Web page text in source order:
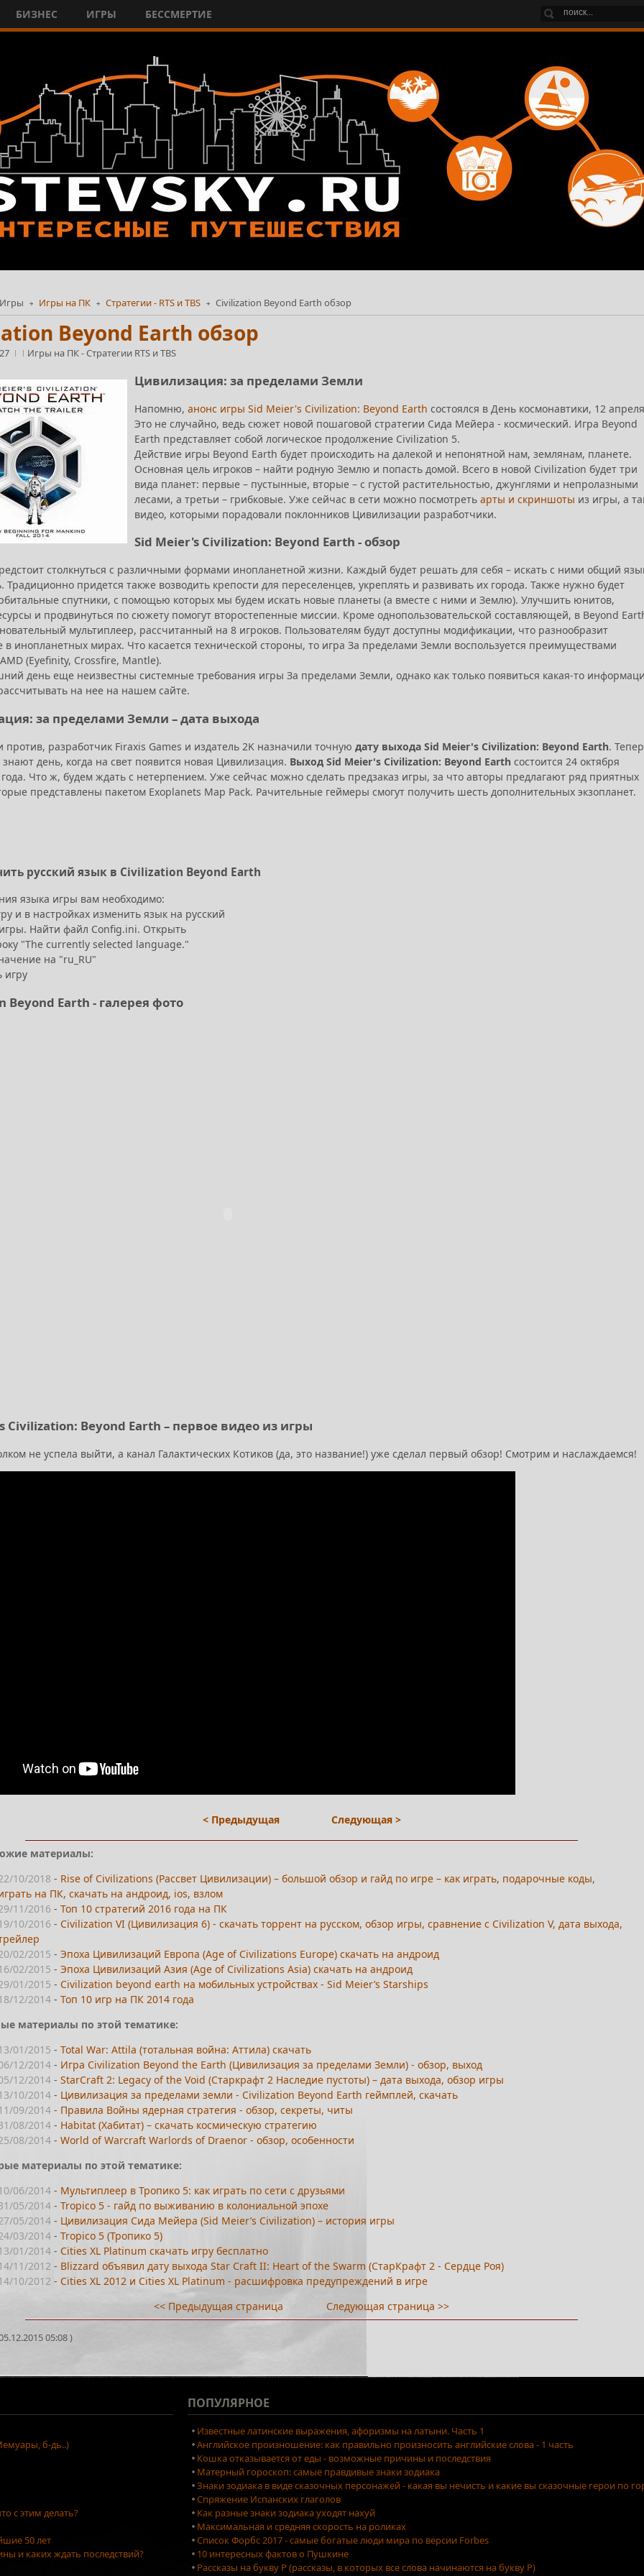
БИЗНЕС ИГРЫ БЕССМЕРТИЕ
Игры на ПК Стратегии - RTS и TBS Civilization Beyond Earth обзор
Beyond Earth обзор
Игры на ПК-Стратегии RTS и TBS
Цивилизация: за пределами Земли
Напомню, анонс игры Sid Meier's Civilization: Beyond Earth состоялся в День космонавтики, 12
Это не случайно, ведь сюжет новой пошаговой стратегии Сида Мейера - космический. Игра Beyond
Earth представляет собой логическое продолжение Civilization 5.
Действие игры Beyond Earth будет происходить на далекой и непонятной нам, землянам, планете.
Основная цель игроков – найти родную Землю и попасть домой. Всего в новой Civilization будет три
вида планет: первые – пустынные, вторые – с густой растительностью, джунглями и непролазными
лесами, а третьи – грибковые. Уже сейчас в сети можно посмотреть арты и скриншоты из игры, а
видео, которыми порадовали поклонников Цивилизации разработчики.
Sid Meier's Civilization: Beyond Earth - обзор
столкнуться с различными формами инопланетной жизни. Каждый будет решать для себя – искать с ними общий
Традиционно придется также возводить крепости для переселенцев, укреплять и развивать их города. Также нужно будет
спутники, с помощью которых мы будем искать новые планеты (а вместе с ними и Землю). Улучшить юнитов,
и продвинуться по сюжету помогут второстепенные миссии. Кроме однопользовательской составляющей, в Beyond
мультиплеер, рассчитанный на 8 игроков. Пользователям будут доступны модификации, что разнообразит
инопланетных мирах. Что касается технической стороны, то игра За пределами Земли воспользуется преимуществами
(Eyefinity, Crossfire, Mantle).
день еще неизвестны системные требования игры За пределами Земли, однако как только появиться какая-то
на нее на нашем сайте.
за пределами Земли – дата выхода
против, разработчик Firaxis Games и издатель 2K назначили точную дату выхода Sid Meier's Civilization: Beyond Earth.
день, когда на свет появится новая Цивилизация. Выход Sid Meier's Civilization: Beyond Earth состоится 24 октября
Что ж, будем ждать с нетерпением. Уже сейчас можно сделать предзаказ игры, за что авторы предлагают ряд приятных
представлены пакетом Exoplanets Map Pack. Рачительные геймеры смогут получить шесть дополнительных экзопланет.
русский язык в Civilization Beyond Earth
языка игры вам необходимо:
и в настройках изменить язык на русский
Найти файл Config.ini. Открыть
"The currently selected language."
на "ru_RU"
игру
Beyond Earth - галерея фото
Civilization: Beyond Earth – первое видео из игры
не успела выйти, а канал Галактических Котиков (да, это название!) уже сделал первый обзор! Смотрим и наслаждаемся!
< Предыдущая Следующая >
материалы:
10/2018 - Rise of Civilizations (Рассвет Цивилизации) – большой обзор и гайд по игре – как играть, подарочные коды,
на ПК, скачать на андроид, ios, взлом
11/2016 -Топ 10 стратегий 2016 года на ПК
10/2016 - Civilization VI (Цивилизация 6) - скачать торрент на русском, обзор игры, сравнение с Civilization V, дата выхода,
02/2015 -Эпоха Цивилизаций Европа (Age of Civilizations Europe) скачать на андроид
02/2015 -Эпоха Цивилизаций Азия (Age of Civilizations Asia) скачать на андроид
01/2015 - Civilization beyond earth на мобильных устройствах - Sid Meier’s Starships
12/2014 -Топ 10 игр на ПК 2014 года
материалы по этой тематике:
01/2015 -Total War: Attila (тотальная война: Аттила) скачать
12/2014 - Игра Civilization Beyond the Earth (Цивилизация за пределами Земли) - обзор, выход
12/2014 -StarCraft 2: Legacy of the Void (Старкрафт 2 Наследие пустоты) – дата выхода, обзор игры
10/2014 - Цивилизация за пределами земли - Civilization Beyond Earth геймплей, скачать
09/2014 - Правила Войны ядерная стратегия - обзор, секреты, читы
08/2014 - Habitat (Хабитат) – скачать космическую стратегию
08/2014 -World of Warcraft Warlords of Draenor - обзор, особенности
материалы по этой тематике:
06/2014 - Мультиплеер в Тропико 5: как играть по сети с друзьями
05/2014 -Tropico 5 - гайд по выживанию в колониальной эпохе
05/2014 - Цивилизация Сида Мейера (Sid Meier’s Civilization) – история игры
03/2014 -Tropico 5 (Тропико 5)
01/2014 - Cities XL Platinum скачать игру бесплатно
11/2012 - Blizzard объявил дату выхода Star Craft II: Heart of the Swarm (СтарКрафт 2 - Сердце Роя)
10/2012 - Cities XL 2012 и Cities XL Platinum - расшифровка предупреждений в игре
<< Предыдущая страница
Следующая страница >>
05:08 )
б-дь..)
с этим делать?
50 лет
и каких ждать последствий?
ПОПУЛЯРНОЕ
Известные латинские выражения, афоризмы на латыни. Часть 1
Английское произношение: как правильно произносить английские слова - 1 часть
Кошка отказывается от еды - возможные причины и последствия
Матерный гороскоп: самые правдивые знаки зодиака
Знаки зодиака в виде сказочных персонажей - какая вы нечисть и какие вы сказочные герои по
Спряжение Испанских глаголов
Как разные знаки зодиака уходят нахуй
Максимальная и средняя скорость на роликах
Список Форбс 2017 - самые богатые люди мира по версии Forbes
10 интересных фактов о Пушкине
Рассказы на букву Р (рассказы, в которых все слова начинаются на букву Р)